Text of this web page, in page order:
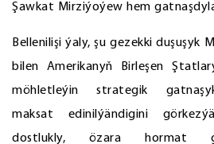
Şawkat Mirziýoýew hem
Bellenilişi ýaly, şu gezekki duşuşyk
bilen Amerikanyň Birleşen
möhletleýin strategik
maksat edinilýändigini
dostlukly, özara hormat